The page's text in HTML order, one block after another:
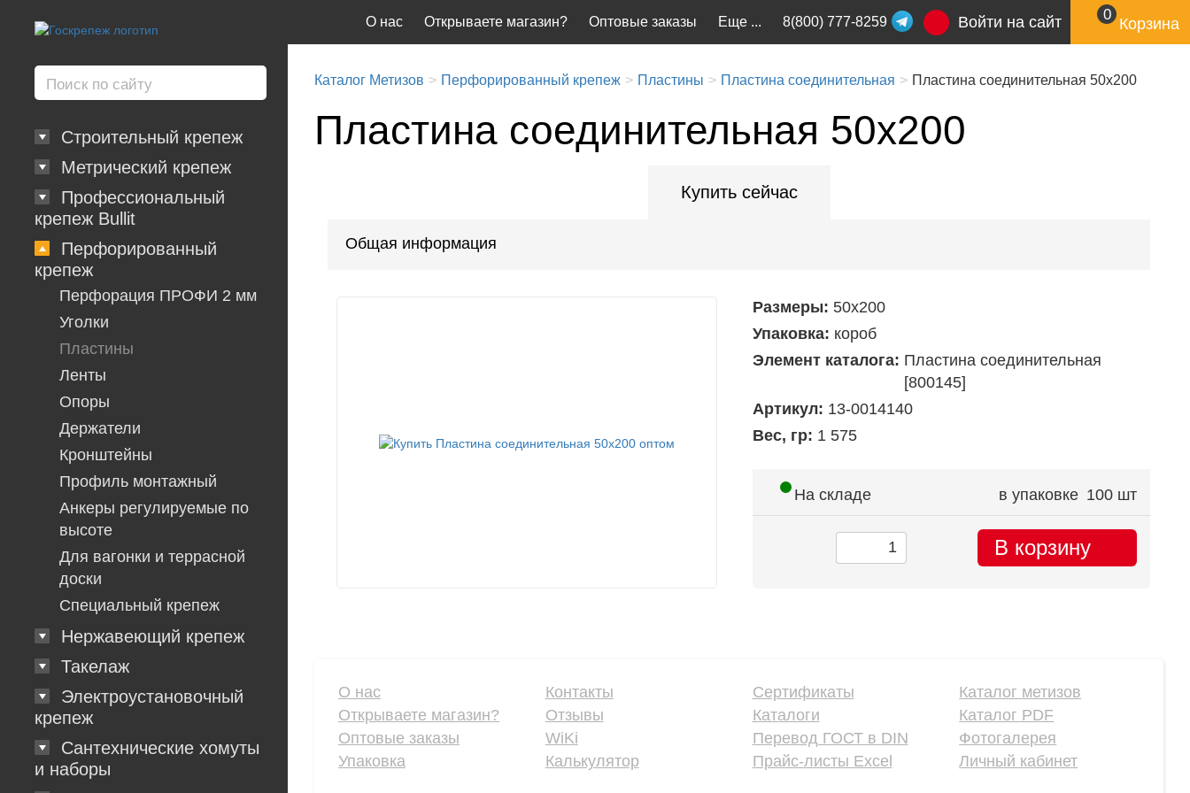
Строительный крепеж
Метрический крепеж
Профессиональный
крепеж Bullit
Перфорированный
крепеж
Перфорация ПРОФИ 2 мм
Уголки
Пластины
Ленты
Опоры
Держатели
Кронштейны
Профиль монтажный
Анкеры регулируемые по
высоте
Для вагонки и террасной
доски
Специальный крепеж
Нержавеющий крепеж
Такелаж
Электроустановочный
крепеж
Сантехнические хомуты
и наборы
Еще ...
О нас Открываете магазин? Оптовые заказы 8(800) 777-8259 Войти на сайт 0
Корзина
Каталог Метизов Перфорированный крепеж Пластины Пластина соединительная Пластина соединительная 50х200
Пластина соединительная 50х200
Купить сейчас
Общая информация
Размеры: 50х200
Упаковка: короб
Элемент каталога: Пластина соединительная
[800145]
Артикул: 13-0014140
Вес, гр: 1 575
На складе в упаковке 100 шт
В корзину
О нас
Открываете магазин?
Оптовые заказы
Упаковка
Контакты
Отзывы
WiKi
Калькулятор
Сертификаты
Каталоги
Перевод ГОСТ в DIN
Прайс-листы Excel
Каталог метизов
Каталог PDF
Фотогалерея
Личный кабинет